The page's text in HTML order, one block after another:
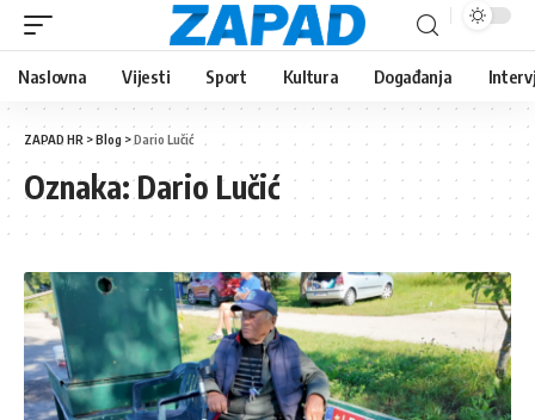
Naslovna Vijesti Sport Kultura Događanja
ZAPAD HR >Blog >Dario Lučić
Oznaka:Dario Lučić